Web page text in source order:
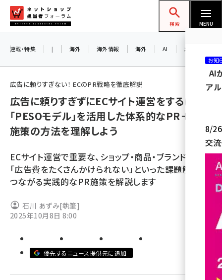
ン
ネットショップ担当者フォーラム
検索 MENU
amazon (2255)
yahoo (1906)
ecbeing (1210)
アスクル (1122)
base (1081)
ビィ・フォアード (776)
revico (744)
連載・特集 | 海外 海外情報 海外 AI メタバース
広告に頼りすぎない！ ECのPR戦略を徹底解説
広告に頼りすぎずにECサイト運営をするには？
「PESOモデル」を活用した体系的なPR＋その
施策の方法を理解しよう
ECサイト運営で重要な、ショップ・商品・ブランドのPR。
「広告費をたくさんかけられない」といった課題解決に
つながる実践的なPR施策を解説します
石川 あずみ[執筆]
2025年10月8日 8:00
優先するニュース提供元に追加
お知
AI
ア
8/26
交